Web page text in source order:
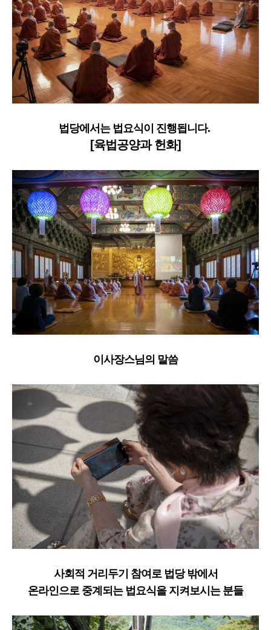
법당에서는 법요식이 진행됩니다.
[육법공양과 헌화]
이사장스님의 말씀
사회적 거리두기 참여로 법당 밖에서
온라인으로 중계되는 법요식을 지켜보시는 분들